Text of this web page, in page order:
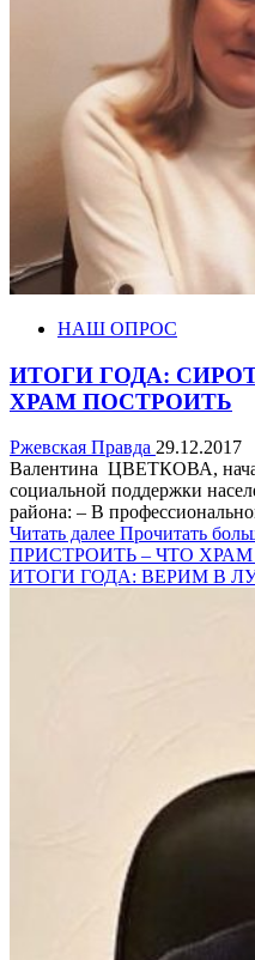
НАШ ОПРОС
ИТОГИ ГОДА:
ХРАМ ПОСТРОИТЬ
Ржевская Правда 29.12.2017
Валентина ЦВЕТКОВА,
социальной поддержки
района: – В
Читать далее Прочитать
ПРИСТРОИТЬ – ЧТО
ИТОГИ ГОДА: ВЕРИМ В